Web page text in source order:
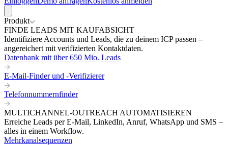
Produkt
FINDE LEADS MIT KAUFABSICHT
Identifiziere Accounts und Leads, die zu deinem ICP passen –
angereichert mit verifizierten Kontaktdaten.
Datenbank mit über 650 Mio. Leads
E-Mail-Finder und -Verifizierer
Telefonnummernfinder
MULTICHANNEL-OUTREACH AUTOMATISIEREN
Erreiche Leads per E-Mail, LinkedIn, Anruf, WhatsApp und SMS –
alles in einem Workflow.
Mehrkanalsequenzen